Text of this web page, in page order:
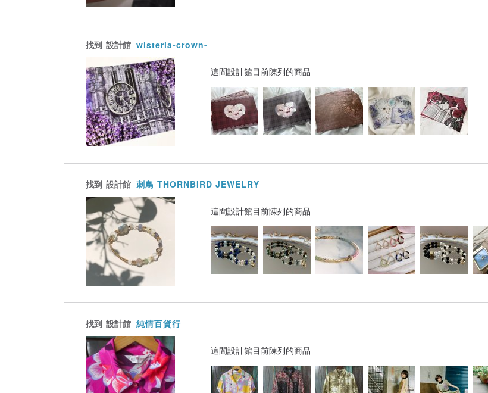
找到 設計館 wisteria-crown-
這間設計館目前陳列的商品
找到 設計館 刺鳥 THORNBIRD JEWELRY
這間設計館目前陳列的商品
找到 設計館 純情百貨行
這間設計館目前陳列的商品